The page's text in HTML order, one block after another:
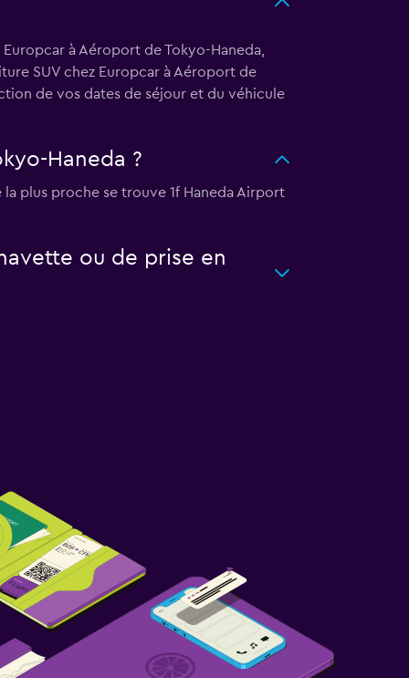
à Aéroport de Tokyo-Haneda,
SUV chez Europcar à Aéroport de
de vos dates de séjour et du véhicule
Haneda ?
plus proche se trouve 1f Haneda Airport
ou de prise en